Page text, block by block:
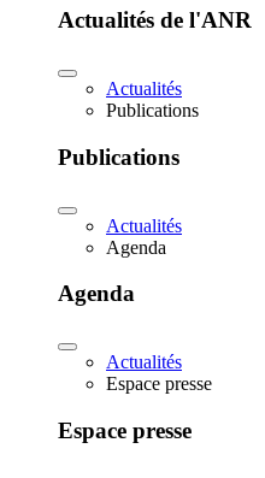
Actualités de l'ANR
Actualités
Publications
Publications
Actualités
Agenda
Agenda
Actualités
Espace presse
Espace presse